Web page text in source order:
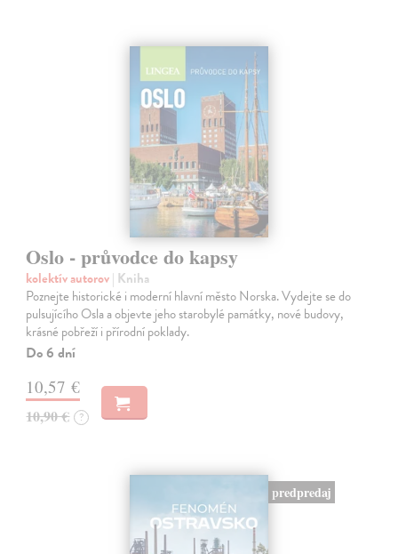
Oslo - průvodce do kapsy
kolektív autorov| Kniha
Poznejte historické i moderní hlavní město Norska. Vydejte se do
pulsujícího Osla a objevte jeho starobylé památky, nové budovy,
krásné pobřeží i přírodní poklady.
Do 6 dní
10,57 €
10,90 € ?
predpredaj